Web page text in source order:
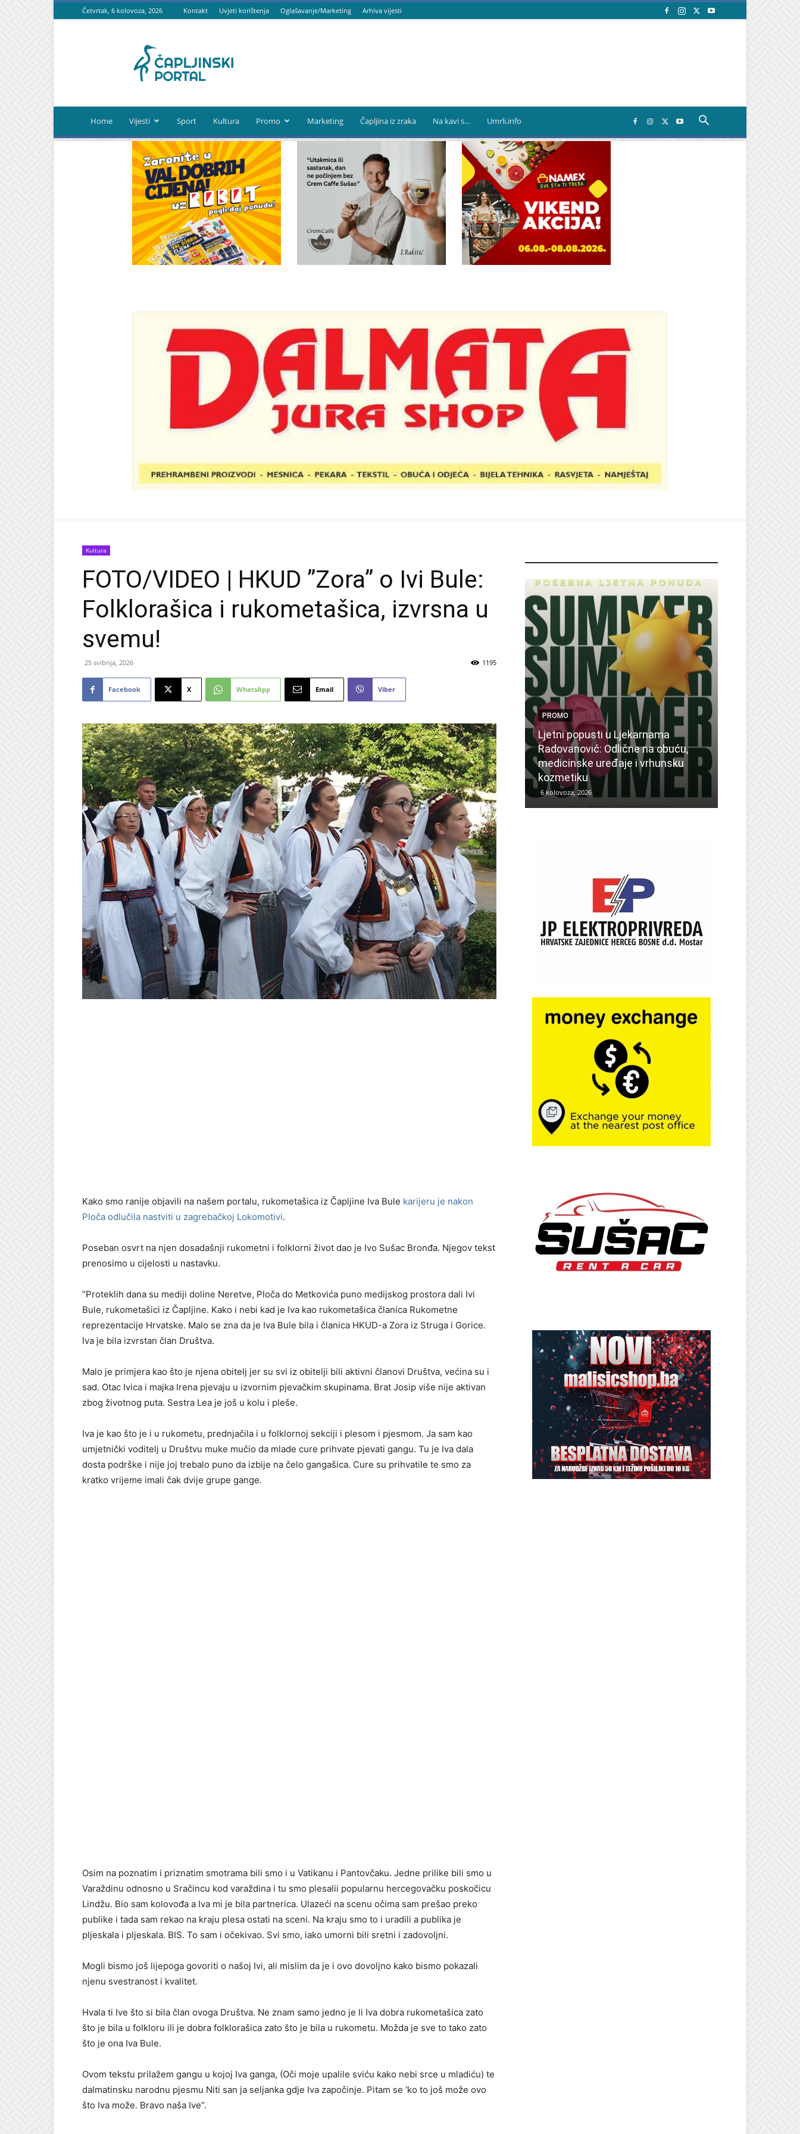
Četvrtak, 6 kolovoza, 2026 Kontakt Uvjeti korištenja Oglašavanje/Marketing Arhiva vijesti
portal
Home Vijesti Sport Kultura Promo Marketing Čapljina iz zraka Na kavi s… Umrli.info
Kultura
FOTO/VIDEO | HKUD ”Zora” o Ivi Bule:
Folklorašica i rukometašica, izvrsna u
svemu!
25 svibnja, 2026 1195
Facebook X WhatsApp Email Viber
Kako smo ranije objavili na našem portalu, rukometašica iz Čapljine Iva Bule karijeru je nakon
Ploča odlučila nastviti u zagrebačkoj Lokomotivi.
Poseban osvrt na njen dosadašnji rukometni i folklorni život dao je Ivo Sušac Bronđa. Njegov tekst
prenosimo u cijelosti u nastavku.
”Proteklih dana su mediji doline Neretve, Ploča do Metkovića puno medijskog prostora dali Ivi
Bule, rukometašici iz Čapljine. Kako i nebi kad je Iva kao rukometašica članica Rukometne
reprezentacije Hrvatske. Malo se zna da je Iva Bule bila i članica HKUD-a Zora iz Struga i Gorice.
Iva je bila izvrstan član Društva.
Malo je primjera kao što je njena obitelj jer su svi iz obitelji bili aktivni članovi Društva, većina su i
sad. Otac Ivica i majka Irena pjevaju u izvornim pjevačkim skupinama. Brat Josip više nije aktivan
zbog životnog puta. Sestra Lea je još u kolu i pleše.
Iva je kao što je i u rukometu, prednjačila i u folklornoj sekciji i plesom i pjesmom. Ja sam kao
umjetnički voditelj u Društvu muke mučio da mlade cure prihvate pjevati gangu. Tu je Iva dala
dosta podrške i nije joj trebalo puno da izbije na čelo gangašica. Cure su prihvatile te smo za
kratko vrijeme imali čak dvije grupe gange.
Osim na poznatim i priznatim smotrama bili smo i u Vatikanu i Pantovčaku. Jedne prilike bili smo u
Varaždinu odnosno u Sračincu kod varaždina i tu smo plesalii popularnu hercegovačku poskočicu
Lindžu. Bio sam kolovođa a Iva mi je bila partnerica. Ulazeći na scenu očima sam prešao preko
publike i tada sam rekao na kraju plesa ostati na sceni. Na kraju smo to i uradili a publika je
pljeskala i pljeskala. BIS. To sam i očekivao. Svi smo, iako umorni bili sretni i zadovoljni.
Mogli bismo još lijepoga govoriti o našoj Ivi, ali mislim da je i ovo dovoljno kako bismo pokazali
njenu svestranost i kvalitet.
Hvala ti Ive što si bila član ovoga Društva. Ne znam samo jedno je li Iva dobra rukometašica zato
što je bila u folkloru ili je dobra folklorašica zato što je bila u rukometu. Možda je sve to tako zato
što je ona Iva Bule.
Ovom tekstu prilažem gangu u kojoj Iva ganga, (Oči moje upalile sviću kako nebi srce u mladiću) te
dalmatinsku narodnu pjesmu Niti san ja seljanka gdje Iva započinje. Pitam se ‘ko to još može ovo
što Iva može. Bravo naša Ive”.
PROMO
Ljetni popusti u Ljekarnama
Radovanović: Odlične na obuću,
medicinske uređaje i vrhunsku
kozmetiku
6 kolovoza, 2026